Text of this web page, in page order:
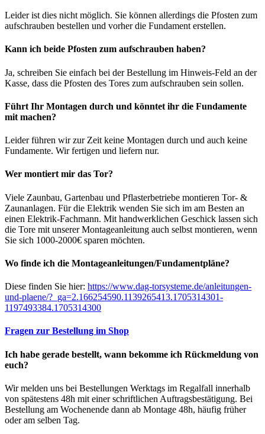
Leider ist dies nicht möglich. Sie können allerdings die Pfosten zum
aufschrauben bestellen und vorher die Fundament erstellen.
Kann ich beide Pfosten zum aufschrauben haben?
Ja, schreiben Sie einfach bei der Bestellung im Hinweis-Feld an der
Kasse, dass die Pfosten des Tores zum aufschrauben sein sollen.
Führt Ihr Montagen durch und könntet ihr die Fundamente
mit machen?
Leider führen wir zur Zeit keine Montagen durch und auch keine
Fundamente. Wir fertigen und liefern nur.
Wer montiert mir das Tor?
Viele Zaunbau, Gartenbau und Pflasterbetriebe montieren Tor- &
Zaunanlagen. Für die Elektrik wenden Sie sich im am Besten an
einen Elektrik-Fachmann. Mit handwerklichen Geschick lassen sich
die Tore mit unserer Montageanleitung auch selbst montieren, wenn
Sie sich 1000-2000€ sparen möchten.
Wo finde ich die Montageanleitungen/Fundamentpläne?
Diese finden Sie hier: https://www.dag-torsysteme.de/anleitungen-
und-plaene/?_ga=2.166254590.1139265413.1705314301-
1197493384.1705314300
Fragen zur Bestellung im Shop
Ich habe gerade bestellt, wann bekomme ich Rückmeldung von
euch?
Wir melden uns bei Bestellungen Werktags im Regalfall innerhalb
von spätestens 48h mit einer schriftlichen Auftragsbestätigung. Bei
Bestellung am Wochenende dann ab Montage 48h, häufig früher
oder am selben Tag.